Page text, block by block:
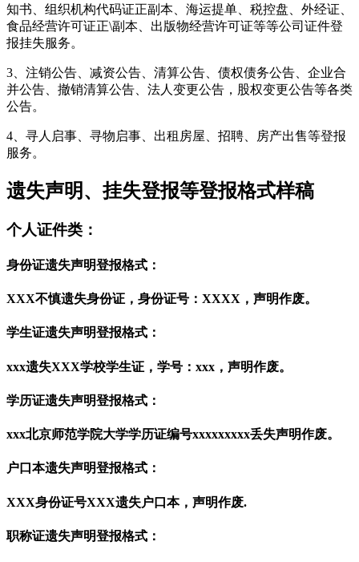
知书、组织机构代码证正副本、海运提单、税控盘、外经证、
食品经营许可证正\副本、出版物经营许可证等等公司证件登
报挂失服务。
3、注销公告、减资公告、清算公告、债权债务公告、企业合
并公告、撤销清算公告、法人变更公告，股权变更公告等各类
公告。
4、寻人启事、寻物启事、出租房屋、招聘、房产出售等登报
服务。
遗失声明、挂失登报等登报格式样稿
个人证件类：
身份证遗失声明登报格式：
XXX不慎遗失身份证，身份证号：XXXX，声明作废。
学生证遗失声明登报格式：
xxx遗失XXX学校学生证，学号：xxx，声明作废。
学历证遗失声明登报格式：
xxx北京师范学院大学学历证编号xxxxxxxxx丢失声明作废。
户口本遗失声明登报格式：
XXX身份证号XXX遗失户口本，声明作废.
职称证遗失声明登报格式：